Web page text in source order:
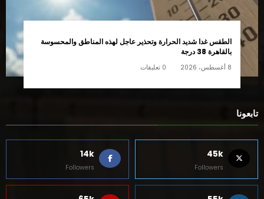
الطقس غدا شديد الحرارة وتحذير عاجل لهذه المناطق والمحسوسة
بالقاهرة 38 درجة
8 أغسطس، 2026 0 تعليقات
تابعونا
45k
Followers
14k
Followers